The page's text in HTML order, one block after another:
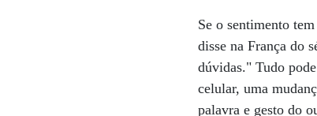
Se o sentimento
disse na França do
dúvidas." Tudo
celular, uma
palavra e gesto do